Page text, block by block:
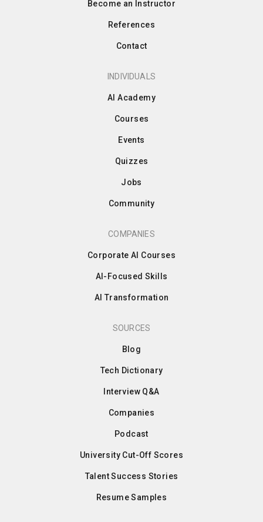
Become an Instructor
References
Contact
INDIVIDUALS
AI Academy
Courses
Events
Quizzes
Jobs
Community
COMPANIES
Corporate AI Courses
AI-Focused Skills
AI Transformation
SOURCES
Blog
Tech Dictionary
Interview Q&A
Companies
Podcast
University Cut-Off Scores
Talent Success Stories
Resume Samples